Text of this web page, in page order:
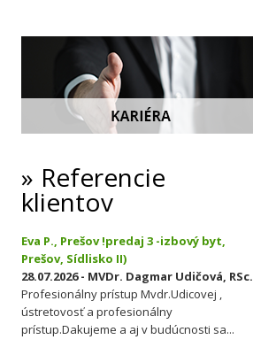
Referencie
klientov
Eva P., Prešov !predaj 3 -izbový byt,
Prešov, Sídlisko II)
28.07.2026 - MVDr. Dagmar Udičová, RSc.
Profesionálny prístup Mvdr.Udicovej ,
ústretovosť a profesionálny
prístup.Dakujeme a aj v budúcnosti sa...